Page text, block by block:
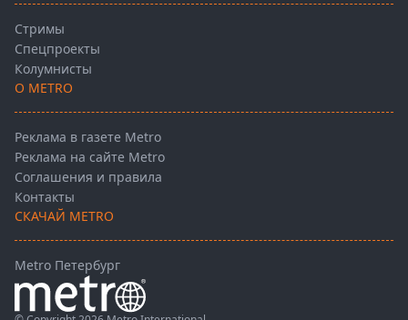
Стримы
Спецпроекты
Колумнисты
О METRO
Реклама в газете Metro
Реклама на сайте Metro
Соглашения и правила
Контакты
СКАЧАЙ METRO
Metro Петербург